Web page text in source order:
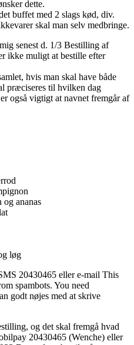
dette.
buffet med 2 slags kød, div.
skal man selv medbringe.
senest d. 1/3 Bestilling af
ikke muligt at bestille efter
hvis man skal have både
præciseres til hvilken dag
også vigtigt at navnet fremgår af
og ananas
løg
20430465 eller e-mail This
spambots. You need
godt nøjes med at skrive
og det skal fremgå hvad
20430465 (Wenche) eller